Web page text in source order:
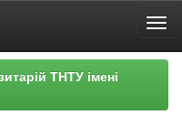
ТНТУ імені